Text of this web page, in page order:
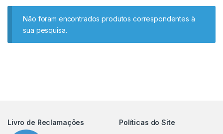
Não foram encontrados produtos correspondentes à
sua pesquisa.
Livro de Reclamações
Políticas do Site